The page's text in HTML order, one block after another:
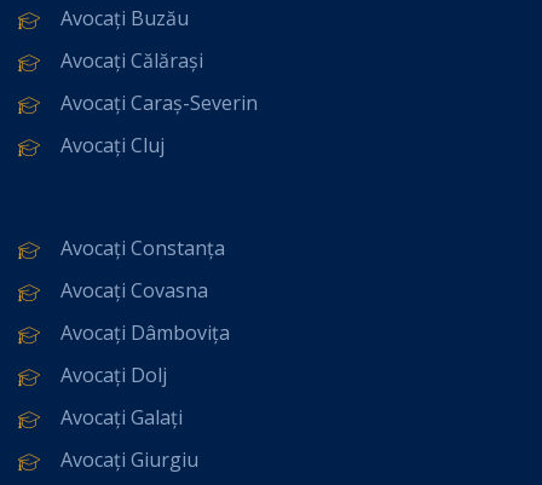
Avocați Buzău
Avocați Călărași
Avocați Caraș-Severin
Avocați Cluj
Avocați Constanța
Avocați Covasna
Avocați Dâmbovița
Avocați Dolj
Avocați Galați
Avocați Giurgiu